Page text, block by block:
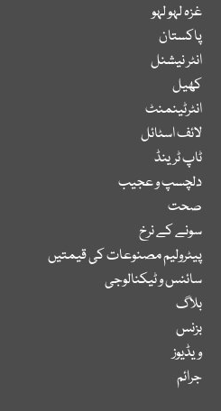
غزہ لہو لہو
پاکستان
انٹر نیشنل
کھیل
انٹرٹینمنٹ
لائف اسٹائل
ٹاپ ٹرینڈ
دلچسپ و عجیب
صحت
سونے کے نرخ
پیٹرولیم مصنوعات کی قیمتیں
سائنس و ٹیکنالوجی
بلاگ
بزنس
ویڈیوز
جرائم